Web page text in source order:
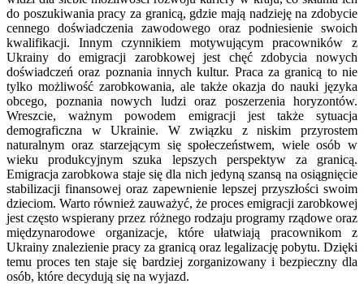
do poszukiwania pracy za granicą, gdzie mają nadzieję na zdobycie
cennego doświadczenia zawodowego oraz podniesienie swoich
kwalifikacji. Innym czynnikiem motywującym pracowników z
Ukrainy do emigracji zarobkowej jest chęć zdobycia nowych
doświadczeń oraz poznania innych kultur. Praca za granicą to nie
tylko możliwość zarobkowania, ale także okazja do nauki języka
obcego, poznania nowych ludzi oraz poszerzenia horyzontów.
Wreszcie, ważnym powodem emigracji jest także sytuacja
demograficzna w Ukrainie. W związku z niskim przyrostem
naturalnym oraz starzejącym się społeczeństwem, wiele osób w
wieku produkcyjnym szuka lepszych perspektyw za granicą.
Emigracja zarobkowa staje się dla nich jedyną szansą na osiągnięcie
stabilizacji finansowej oraz zapewnienie lepszej przyszłości swoim
dzieciom. Warto również zauważyć, że proces emigracji zarobkowej
jest często wspierany przez różnego rodzaju programy rządowe oraz
międzynarodowe organizacje, które ułatwiają pracownikom z
Ukrainy znalezienie pracy za granicą oraz legalizację pobytu. Dzięki
temu proces ten staje się bardziej zorganizowany i bezpieczny dla
osób, które decydują się na wyjazd.